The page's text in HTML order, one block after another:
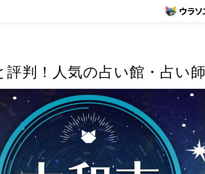
評判！人気の占い館・占い